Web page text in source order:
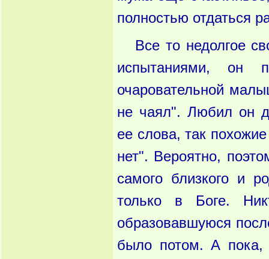
полностью отдаться
Все то недолгое
испытаниями,
очаровательной
не чаял". Любил он
ее слова, так
нет". Вероятно,
самого близкого и
только в Боге.
образовавшуюся
было потом. А пока,